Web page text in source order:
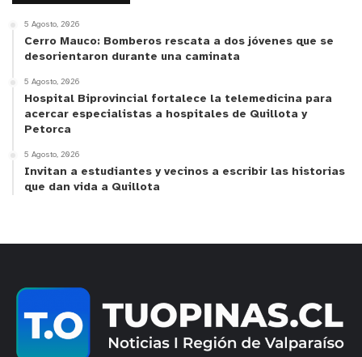
5 Agosto, 2026
Cerro Mauco: Bomberos rescata a dos jóvenes que se
desorientaron durante una caminata
5 Agosto, 2026
Hospital Biprovincial fortalece la telemedicina para
acercar especialistas a hospitales de Quillota y
Petorca
5 Agosto, 2026
Invitan a estudiantes y vecinos a escribir las historias
que dan vida a Quillota